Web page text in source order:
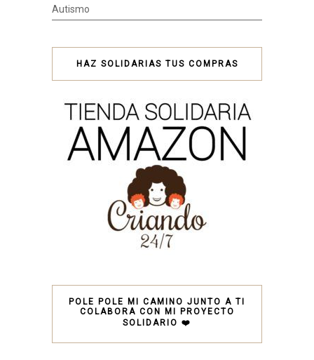
Autismo
HAZ SOLIDARIAS TUS COMPRAS
POLE POLE MI CAMINO JUNTO A TI
COLABORA CON MI PROYECTO
SOLIDARIO ❤️